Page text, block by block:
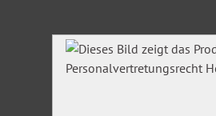
Produktgalerie überspringen